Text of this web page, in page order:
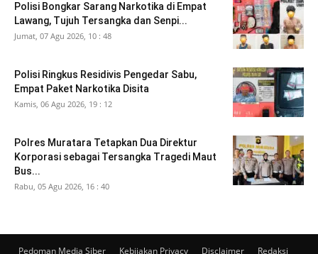
Polisi Bongkar Sarang Narkotika di Empat
Lawang, Tujuh Tersangka dan Senpi...
Jumat, 07 Agu 2026, 10 : 48
Polisi Ringkus Residivis Pengedar Sabu,
Empat Paket Narkotika Disita
Kamis, 06 Agu 2026, 19 : 12
Polres Muratara Tetapkan Dua Direktur
Korporasi sebagai Tersangka Tragedi Maut
Bus...
Rabu, 05 Agu 2026, 16 : 40
Pedoman Media Siber Kebijakan Privacy Disclaimer Redaksi